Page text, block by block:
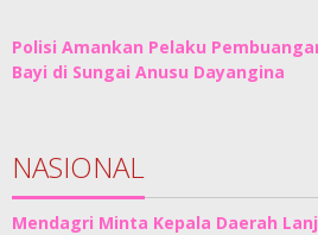
Polisi Amankan Pelaku
Bayi di Sungai Anusu Dayangina
NASIONAL
Mendagri Minta Kepala Daerah